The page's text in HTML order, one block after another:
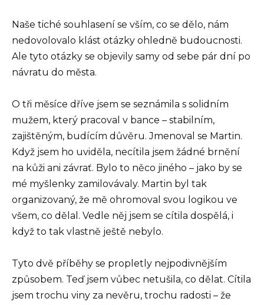
Naše tiché souhlasení se vším, co se dělo, nám
nedovolovalo klást otázky ohledně budoucnosti.
Ale tyto otázky se objevily samy od sebe pár dní po
návratu do města.
O tři měsíce dříve jsem se seznámila s solidním
mužem, který pracoval v bance – stabilním,
zajištěným, budícím důvěru. Jmenoval se Martin.
Když jsem ho uviděla, necítila jsem žádné brnění
na kůži ani závrať. Bylo to něco jiného – jako by se
mé myšlenky zamilovávaly. Martin byl tak
organizovaný, že mě ohromoval svou logikou ve
všem, co dělal. Vedle něj jsem se cítila dospělá, i
když to tak vlastně ještě nebylo.
Tyto dvě příběhy se propletly nejpodivnějším
způsobem. Teď jsem vůbec netušila, co dělat. Cítila
jsem trochu viny za nevěru, trochu radosti – že